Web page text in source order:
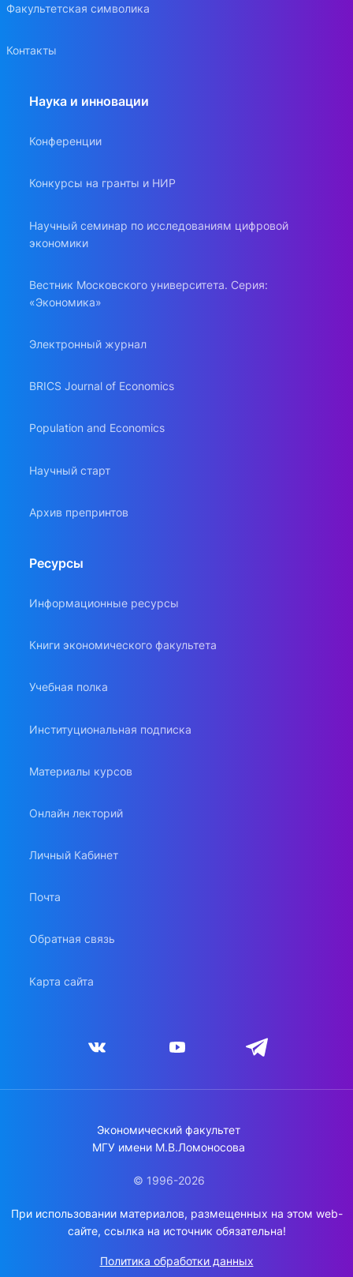
Факультетская символика
Контакты
Наука и инновации
Конференции
Конкурсы на гранты и НИР
Научный семинар по исследованиям цифровой
экономики
Вестник Московского университета. Серия:
«Экономика»
Электронный журнал
BRICS Journal of Economics
Population and Economics
Научный старт
Архив препринтов
Ресурсы
Информационные ресурсы
Книги экономического факультета
Учебная полка
Институциональная подписка
Материалы курсов
Онлайн лекторий
Личный Кабинет
Почта
Обратная связь
Карта сайта
Экономический факультет
МГУ имени М.В.Ломоносова
© 1996-2026
При использовании материалов, размещенных на этом web-
сайте, ссылка на источник обязательна!
Политика обработки данных